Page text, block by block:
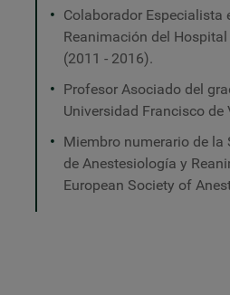
Colaborador Especialista
Reanimación del
(2011 - 2016).
Profesor Asociado del
Universidad Francisco de
Miembro numerario de la
de Anestesiología y
European Society of